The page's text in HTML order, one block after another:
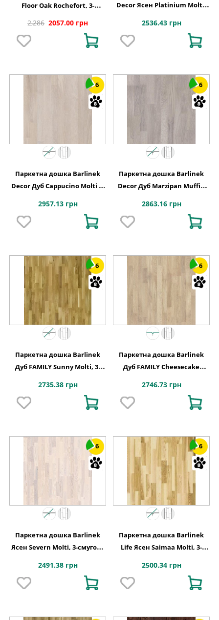
Floor Oak Rochefort, 3-
2,286 2057.00 грн
Decor Ясен Platinium Molti,
2536.43 грн
6
Паркетна дошка Barlinek
Decor Дуб Cappucino Molti 3-
2957.13 грн
6
Паркетна дошка Barlinek
Decor Дуб Marzipan Muffin
2863.16 грн
6
Паркетна дошка Barlinek
Дуб FAMILY Sunny Molti, 3-
2735.38 грн
6
Паркетна дошка Barlinek
Дуб FAMILY Cheesecake
2746.73 грн
6
Паркетна дошка Barlinek
Ясен Severn Molti, 3-смугова
2491.38 грн
6
Паркетна дошка Barlinek
Life Ясен Saimaa Molti, 3-
2500.34 грн